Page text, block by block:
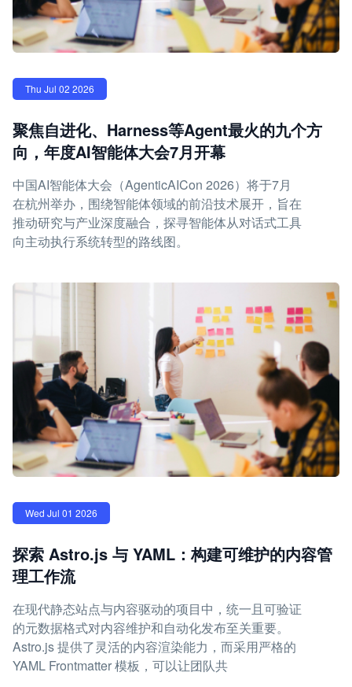
Thu Jul 02 2026
聚焦自进化、Harness等Agent最火的九个方
向，年度AI智能体大会7月开幕
中国AI智能体大会（AgenticAICon 2026）将于7月
在杭州举办，围绕智能体领域的前沿技术展开，旨在
推动研究与产业深度融合，探寻智能体从对话式工具
向主动执行系统转型的路线图。
Wed Jul 01 2026
探索 Astro.js 与 YAML：构建可维护的内容管
理工作流
在现代静态站点与内容驱动的项目中，统一且可验证
的元数据格式对内容维护和自动化发布至关重要。
Astro.js 提供了灵活的内容渲染能力，而采用严格的
YAML Frontmatter 模板，可以让团队共